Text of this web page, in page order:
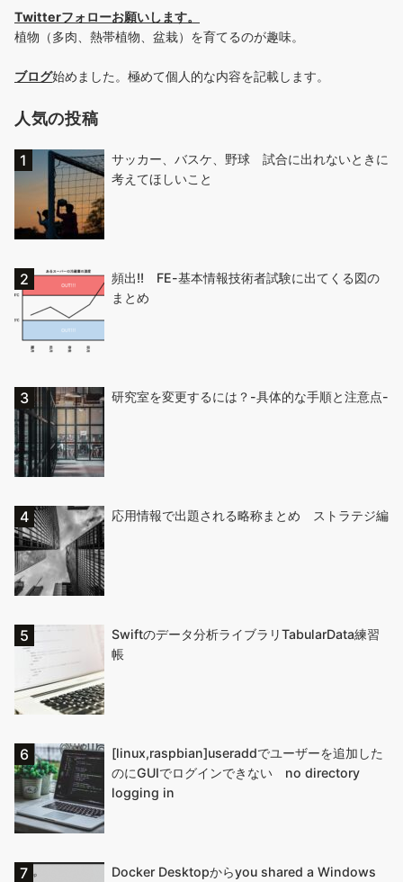
Twitterフォローお願いします。
植物（多肉、熱帯植物、盆栽）を育てるのが趣味。
ブログ始めました。極めて個人的な内容を記載します。
人気の投稿
サッカー、バスケ、野球 試合に出れないときに
考えてほしいこと
頻出!! FE-基本情報技術者試験に出てくる図の
まとめ
研究室を変更するには？-具体的な手順と注意点-
応用情報で出題される略称まとめ ストラテジ編
Swiftのデータ分析ライブラリTabularData練習
帳
[linux,raspbian]useraddでユーザーを追加した
のにGUIでログインできない no directory
logging in
Docker Desktopからyou shared a Windows